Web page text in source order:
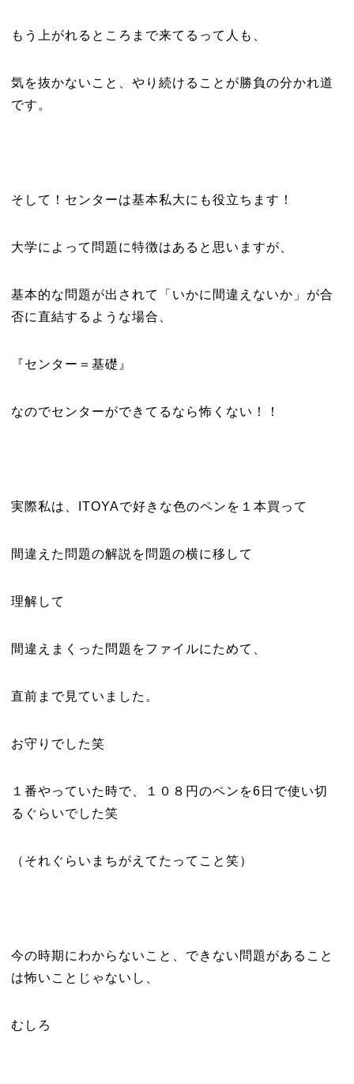
もう上がれるところまで来てるって人も、
気を抜かないこと、やり続けることが勝負の分かれ道
です。
そして！センターは基本私大にも役立ちます！
大学によって問題に特徴はあると思いますが、
基本的な問題が出されて「いかに間違えないか」が合
否に直結するような場合、
『センター＝基礎』
なのでセンターができてるなら怖くない！！
実際私は、ITOYAで好きな色のペンを１本買って
間違えた問題の解説を問題の横に移して
理解して
間違えまくった問題をファイルにためて、
直前まで見ていました。
お守りでした笑
１番やっていた時で、１０８円のペンを6日で使い切
るぐらいでした笑
（それぐらいまちがえてたってこと笑）
今の時期にわからないこと、できない問題があること
は怖いことじゃないし、
むしろ